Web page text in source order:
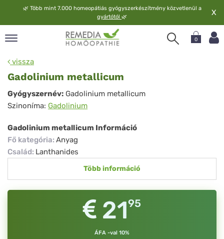
🌿 Több mint 7.000 homeopátiás gyógyszerkészítmény közvetlenül a
gyártótól 🌿 X
0
vissza
Gadolinium metallicum
Gadolinium
metallicum
Gyógyszernév: Gadolinium metallicum
Szinoníma: Gadolinium
Gadolinium metallicum Információ
Fő kategória: Anyag
Család: Lanthanides
Több információ
2195
ÁFA -val 10%